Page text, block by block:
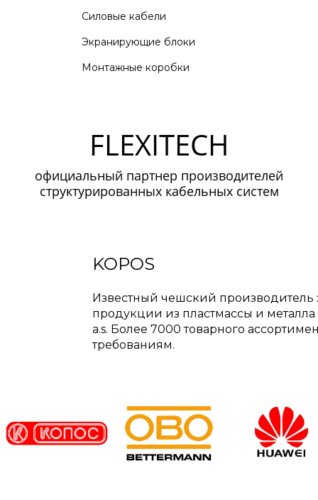
Силовые кабели
Экранирующие блоки
Монтажные коробки
FLEXITECH
официальный партнер производителей
структурированных кабельных систем
KOPOS
Известный чешский производитель
продукции из пластмассы и металла
a.s. Более 7000 товарного
требованиям.